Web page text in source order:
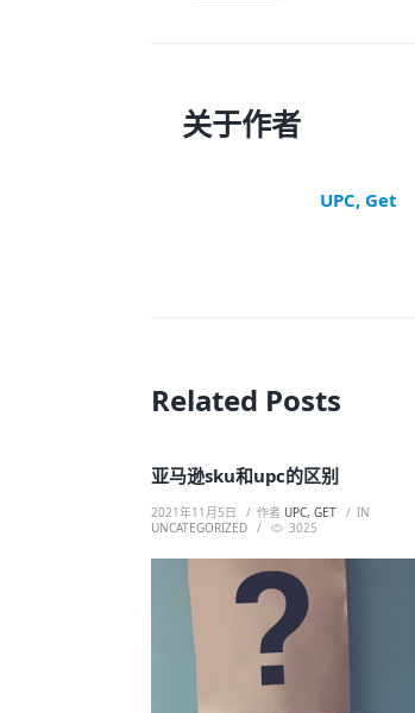
关于作者
UPC, Get
Related Posts
亚马逊sku和upc的区别
2021年11月5日 作者 UPC, GET
IN
UNCATEGORIZED
3025